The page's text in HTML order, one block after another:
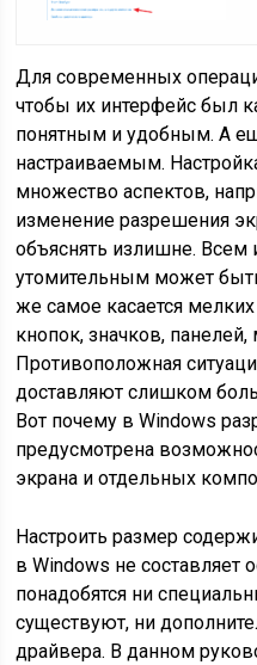
Для современных
чтобы их интерфейс был
понятным и удобным. А
настраиваемым.
множество аспектов,
изменение разрешения
объяснять излишне. Всем
утомительным может
же самое касается
кнопок, значков,
Противоположная
доставляют слишком
Вот почему в Windows
предусмотрена
экрана и отдельных
Настроить размер
в Windows не составляет
понадобятся ни
существуют, ни
драйвера. В данном